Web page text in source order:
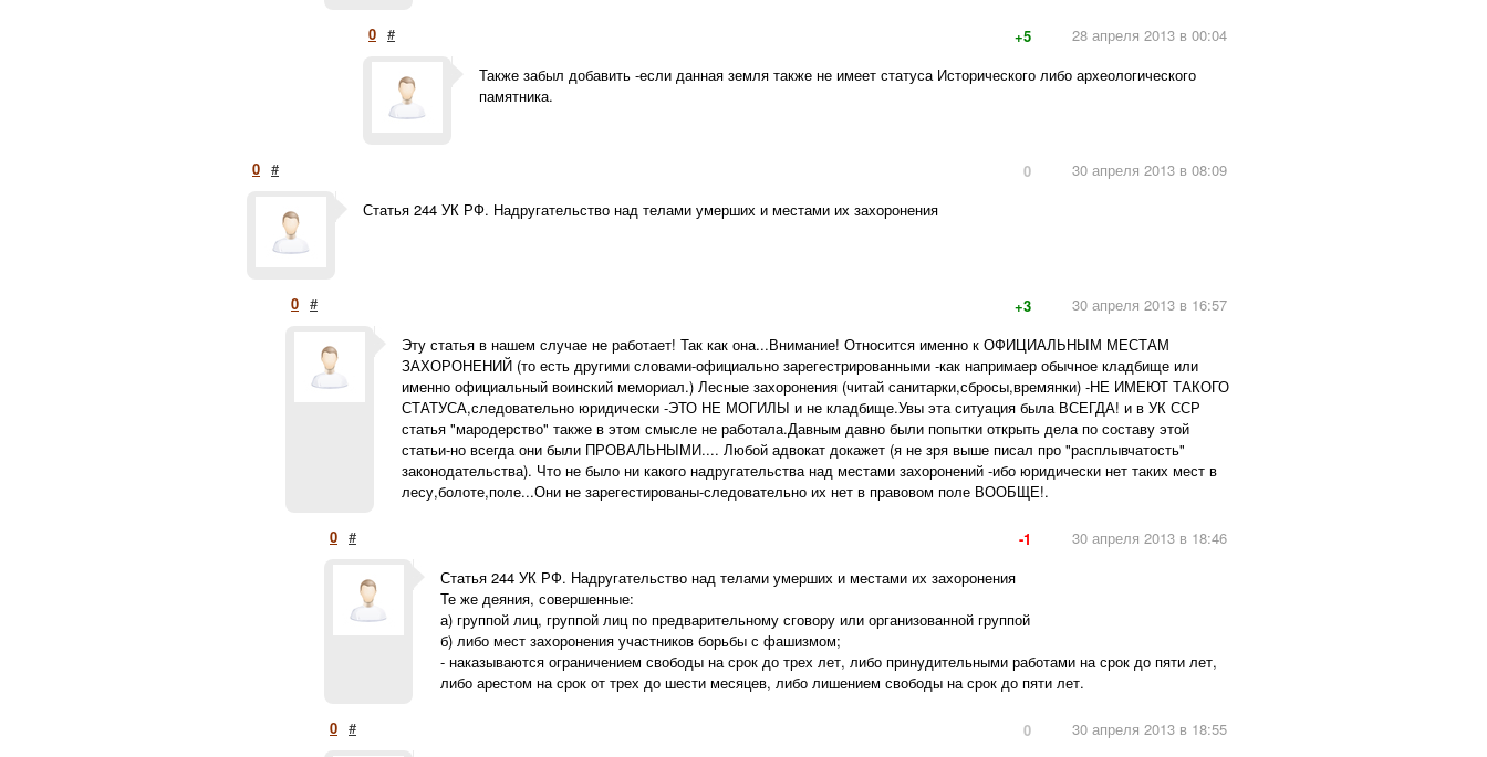
0 # 28 апреля 2013 в 00:04
+5
Также забыл добавить -если данная земля также не имеет статуса Исторического либо археологического
памятника.
0 # 30 апреля 2013 в 08:09
0
Статья 244 УК РФ. Надругательство над телами умерших и местами их захоронения
0 # 30 апреля 2013 в 16:57
+3
Эту статья в нашем случае не работает! Так как она...Внимание! Относится именно к ОФИЦИАЛЬНЫМ МЕСТАМ
ЗАХОРОНЕНИЙ (то есть другими словами-официально зарегестрированными -как напримаер обычное кладбище или
именно официальный воинский мемориал.) Лесные захоронения (читай санитарки,сбросы,времянки) -НЕ ИМЕЮТ ТАКОГО
СТАТУСА,следовательно юридически -ЭТО НЕ МОГИЛЫ и не кладбище.Увы эта ситуация была ВСЕГДА! и в УК ССР
статья "мародерство" также в этом смысле не работала.Давным давно были попытки открыть дела по составу этой
статьи-но всегда они были ПРОВАЛЬНЫМИ.... Любой адвокат докажет (я не зря выше писал про "расплывчатость"
законодательства). Что не было ни какого надругательства над местами захоронений -ибо юридически нет таких мест в
лесу,болоте,поле...Они не зарегестированы-следовательно их нет в правовом поле ВООБЩЕ!.
0 # 30 апреля 2013 в 18:46
-1
Статья 244 УК РФ. Надругательство над телами умерших и местами их захоронения
Те же деяния, совершенные:
а) группой лиц, группой лиц по предварительному сговору или организованной группой
б) либо мест захоронения участников борьбы с фашизмом;
- наказываются ограничением свободы на срок до трех лет, либо принудительными работами на срок до пяти лет,
либо арестом на срок от трех до шести месяцев, либо лишением свободы на срок до пяти лет.
0 # 30 апреля 2013 в 18:55
0